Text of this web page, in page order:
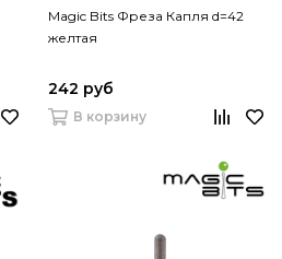
Magic Bits Фреза Капля d=42
желтая
242 руб
В корзину